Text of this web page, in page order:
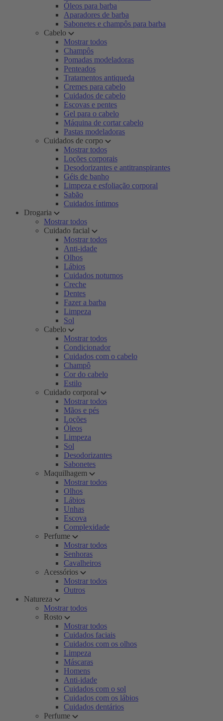
Óleos para barba
Aparadores de barba
Sabonetes e champôs para barba
Cabelo
Mostrar todos
Champôs
Pomadas modeladoras
Penteados
Tratamentos antiqueda
Cremes para cabelo
Cuidados de cabelo
Escovas e pentes
Gel para o cabelo
Máquina de cortar cabelo
Pastas modeladoras
Cuidados de corpo
Mostrar todos
Loções corporais
Desodorizantes e antitranspirantes
Géis de banho
Limpeza e esfoliação corporal
Sabão
Cuidados íntimos
Drogaria
Mostrar todos
Cuidado facial
Mostrar todos
Anti-idade
Olhos
Lábios
Cuidados noturnos
Creche
Dentes
Fazer a barba
Limpeza
Sol
Cabelo
Mostrar todos
Condicionador
Cuidados com o cabelo
Champô
Cor do cabelo
Estilo
Cuidado corporal
Mostrar todos
Mãos e pés
Loções
Óleos
Limpeza
Sol
Desodorizantes
Sabonetes
Maquilhagem
Mostrar todos
Olhos
Lábios
Unhas
Escova
Complexidade
Perfume
Mostrar todos
Senhoras
Cavalheiros
Acessórios
Mostrar todos
Outros
Natureza
Mostrar todos
Rosto
Mostrar todos
Cuidados faciais
Cuidados com os olhos
Limpeza
Máscaras
Homens
Anti-idade
Cuidados com o sol
Cuidados com os lábios
Cuidados dentários
Perfume